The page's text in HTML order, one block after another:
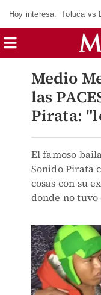
Hoy interesa: Toluca vs
Medio
las
Pirata:
El famoso
Sonido Pirata
cosas con su
donde no